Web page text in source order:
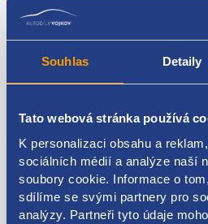
Souhlas Detaily
Tato webová stránka používá
K personalizaci obsahu a
sociálních médií a analýze naší
soubory cookie. Informace o
sdílíme se svými partnery pro
analýzy. Partneři tyto údaje
manuální
6-ti stupňová
originální číslo Renault
32010JY76E
Kódy produktu